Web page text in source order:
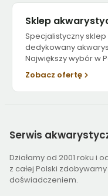
Sklep
Specjalistyczny sklep
dedykowany
Największy wybór w
Zobacz ofertę
Serwis
Działamy od 2001 roku i
z całej Polski
doświadczeniem.